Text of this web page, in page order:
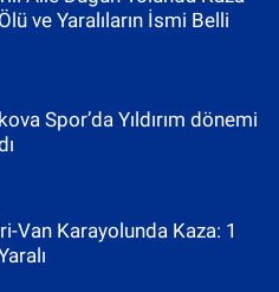
ve Yaralıların İsmi Belli
Spor’da Yıldırım dönemi
Van Karayolunda Kaza: 1